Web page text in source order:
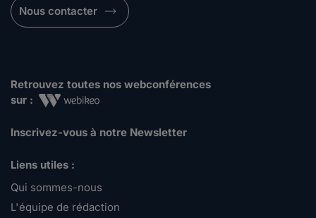
Nous contacter
Retrouvez toutes nos webconférences
sur :
Inscrivez-vous à notre Newsletter
Liens utiles :
Qui sommes-nous
L'équipe de rédaction